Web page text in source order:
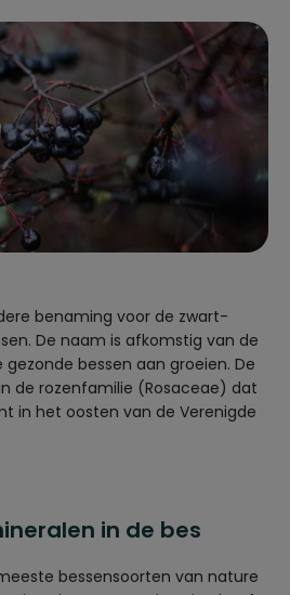
benaming voor de zwart-
De naam is afkomstig van de
bessen aan groeien. De
de rozenfamilie (Rosaceae) dat
in het oosten van de Verenigde
in de bes
bessensoorten van nature